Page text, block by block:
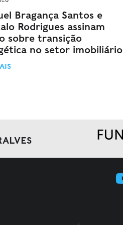
Bragança Santos e
Rodrigues assinam
sobre transição
no setor imobiliário